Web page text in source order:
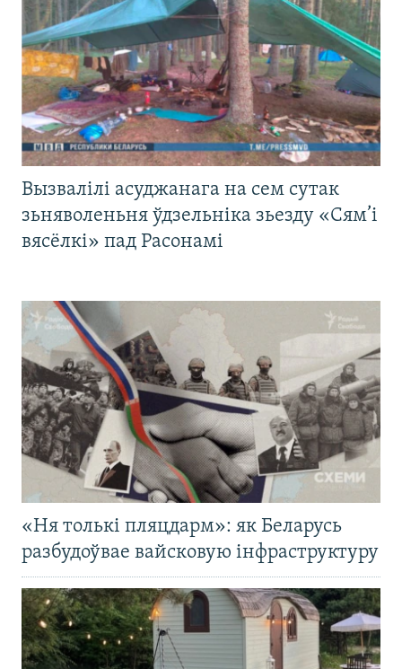
Вызвалілі асуджанага на сем сутак
зьняволеньня ўдзельніка зьезду «Сям’і
вясёлкі» пад Расонамі
«Ня толькі пляцдарм»: як Беларусь
разбудоўвае вайсковую інфраструктуру